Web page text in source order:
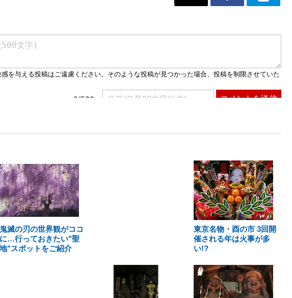
鬼滅の刃の世界観がココ
に…行っておきたい"聖
"スポットをご紹介
東京名物・酉の市 3回開
催される年は火事が多
い!?